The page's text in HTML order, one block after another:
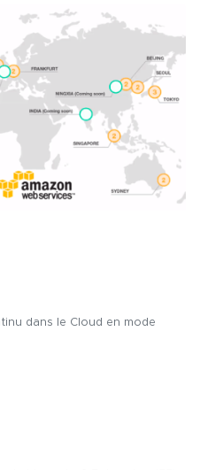
dans le Cloud en mode